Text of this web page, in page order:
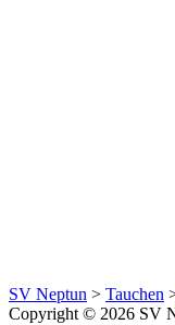
SV Neptun > Tauchen
Copyright © 2026 SV